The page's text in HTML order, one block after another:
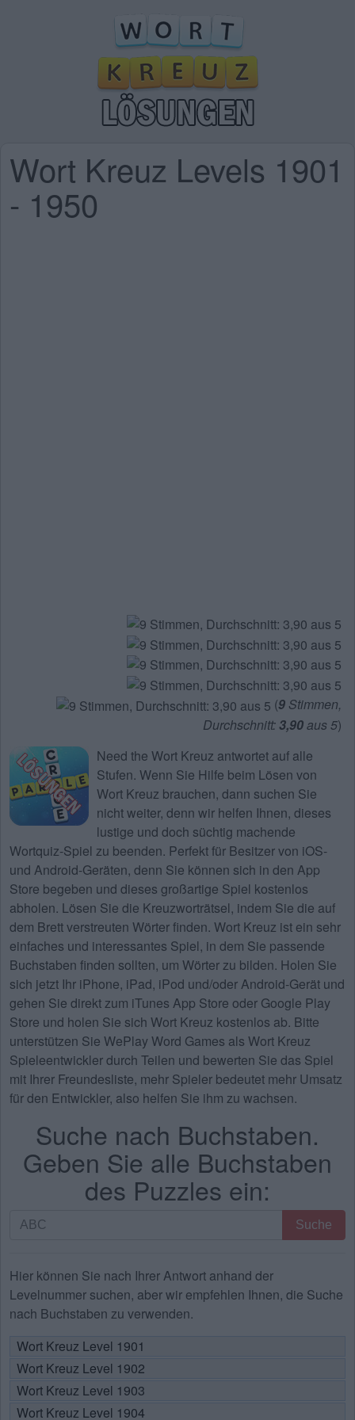
Wort Kreuz Levels 1901
- 1950
(9 Stimmen,
Durchschnitt:3,90aus 5)
Need the Wort Kreuz antwortet auf alle
Stufen. Wenn Sie Hilfe beim Lösen von
Wort Kreuz brauchen, dann suchen Sie
nicht weiter, denn wir helfen Ihnen, dieses
lustige und doch süchtig machende
Wortquiz-Spiel zu beenden. Perfekt für Besitzer von iOS-
und Android-Geräten, denn Sie können sich in den App
Store begeben und dieses großartige Spiel kostenlos
abholen. Lösen Sie die Kreuzworträtsel, indem Sie die auf
dem Brett verstreuten Wörter finden. Wort Kreuz ist ein sehr
einfaches und interessantes Spiel, in dem Sie passende
Buchstaben finden sollten, um Wörter zu bilden. Holen Sie
sich jetzt Ihr iPhone, iPad, iPod und/oder Android-Gerät und
gehen Sie direkt zum iTunes App Store oder Google Play
Store und holen Sie sich Wort Kreuz kostenlos ab. Bitte
unterstützen Sie WePlay Word Games als Wort Kreuz
Spieleentwickler durch Teilen und bewerten Sie das Spiel
mit Ihrer Freundesliste, mehr Spieler bedeutet mehr Umsatz
für den Entwickler, also helfen Sie ihm zu wachsen.
Suche nach Buchstaben.
Geben Sie alle Buchstaben
des Puzzles ein:
Suche
Geben
Sie
alle
des
Puzzles
ein:
Suche
Hier können Sie nach Ihrer Antwort anhand der
Levelnummer suchen, aber wir empfehlen Ihnen, die Suche
nach Buchstaben zu verwenden.
Wort Kreuz Level 1901
Wort Kreuz Level 1902
Wort Kreuz Level 1903
Wort Kreuz Level 1904